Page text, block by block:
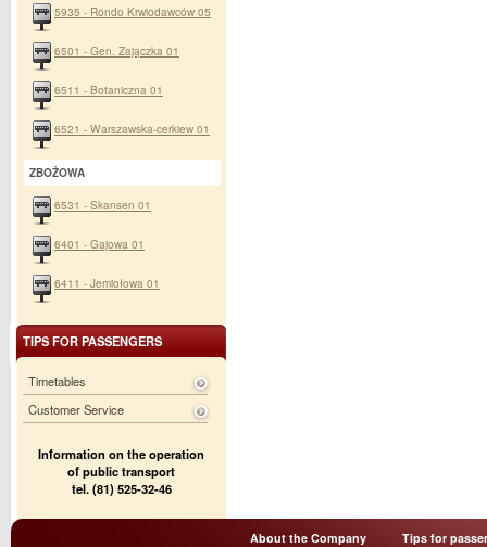
5935 - Rondo Krwiodawców 05
6501 - Gen. Zajączka 01
6511 - Botaniczna 01
6521 - Warszawska-cerkiew 01
ZBOŻOWA
6531 - Skansen 01
6401 - Gajowa 01
6411 - Jemiołowa 01
TIPS FOR PASSENGERS
Timetables
Customer Service
Information on the operation
of public transport
tel. (81) 525-32-46
About the Company Tips for